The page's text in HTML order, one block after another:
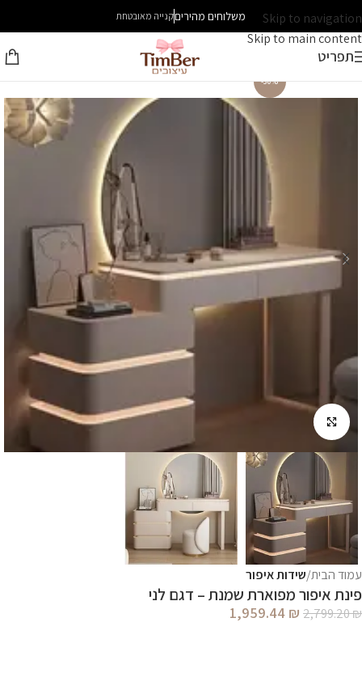
Skip to navigation
Skip to main content
משלוחים מהיריםקנייה מאובטחת
תפריט
עמוד הבית שידות איפור
פינת איפור מפוארת שמנת – דגם לני
2,799.20₪
1,959.44 ₪
-30%
לחץ להגדלה